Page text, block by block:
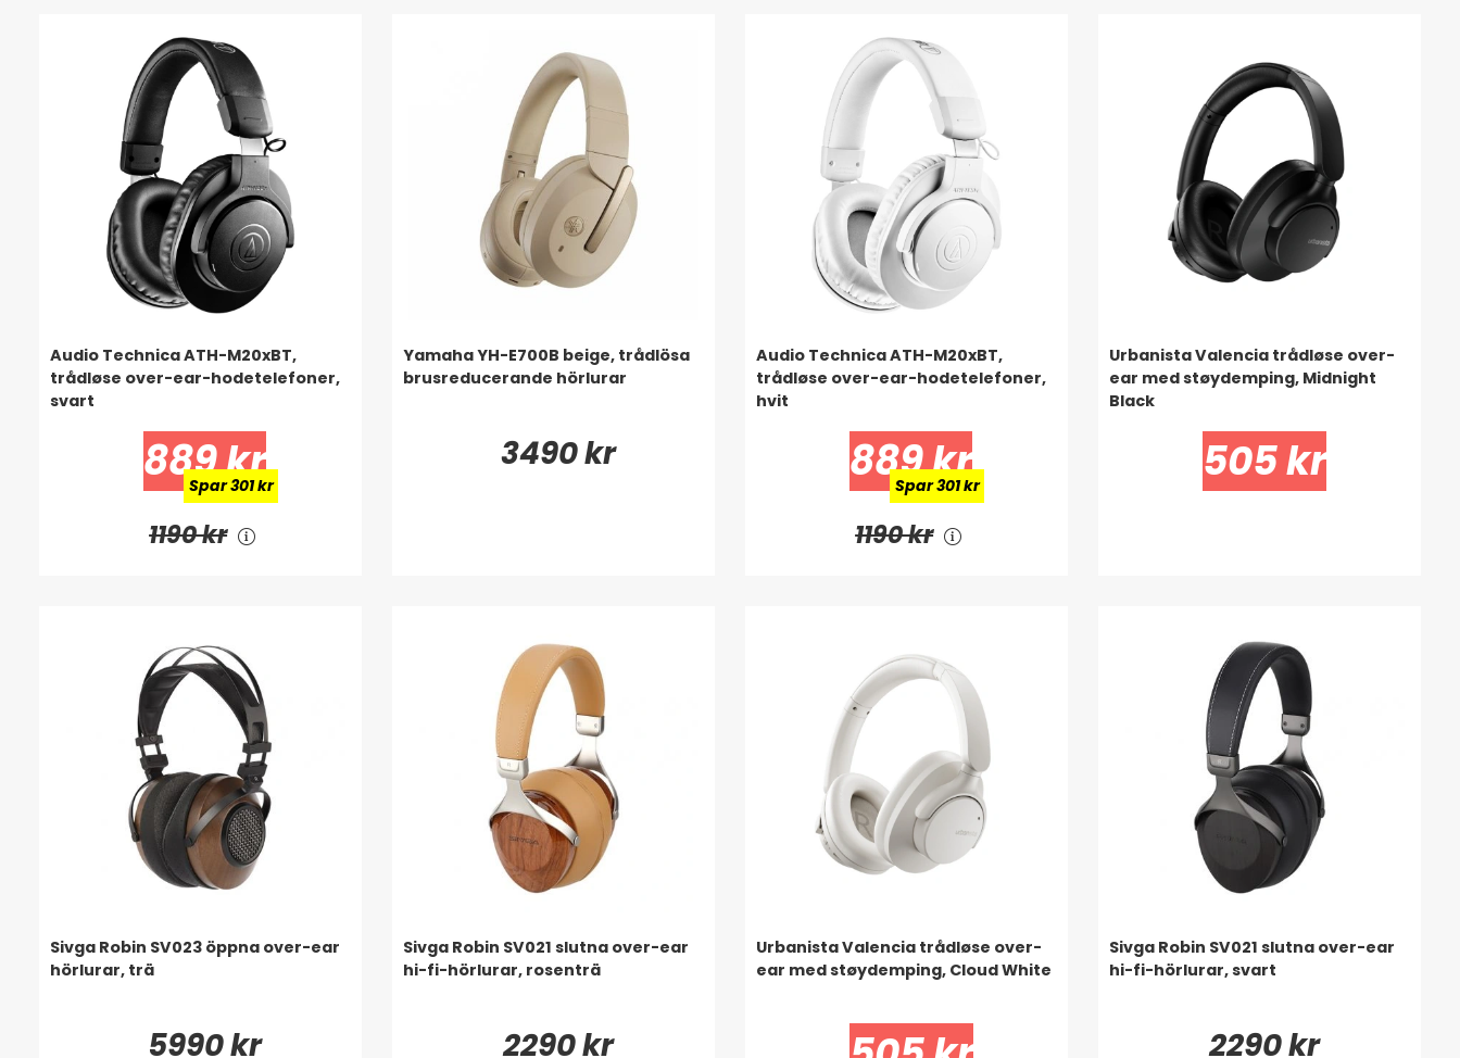
Audio Technica ATH-M20xBT,
trådløse over-ear-hodetelefoner,
svart
889 kr
Spar 301 kr
1190 kr
Yamaha YH-E700B beige, trådlösa
brusreducerande hörlurar
3490 kr
Audio Technica ATH-M20xBT,
trådløse over-ear-hodetelefoner,
hvit
889 kr
Spar 301 kr
1190 kr
Urbanista Valencia trådløse over-
ear med støydemping, Midnight
Black
505 kr
Sivga Robin SV023 öppna over-ear
hörlurar, trä
5990 kr
Sivga Robin SV021 slutna over-ear
hi-fi-hörlurar, rosenträ
2290 kr
Urbanista Valencia trådløse over-
ear med støydemping, Cloud White
Sivga Robin SV021 slutna over-ear
hi-fi-hörlurar, svart
2290 kr